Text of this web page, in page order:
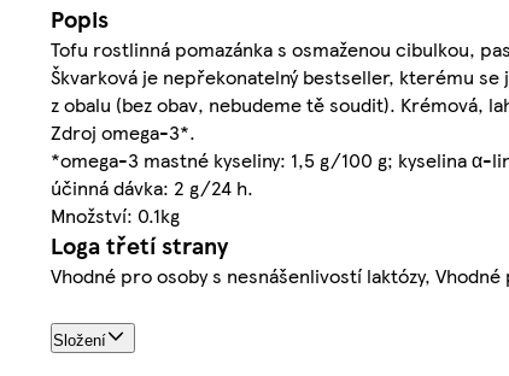
Popis
Tofu rostlinná pomazánka s osmaženou cibulkou,
Škvarková je nepřekonatelný bestseller, kterému
z obalu (bez obav, nebudeme tě soudit). Krémová,
Zdroj omega-3*.
*omega-3 mastné kyseliny: 1,5 g/100 g; kyselina
účinná dávka: 2 g/24 h.
Množství: 0.1kg
Loga třetí strany
Vhodné pro osoby s nesnášenlivostí laktózy, Vhodné
Složení